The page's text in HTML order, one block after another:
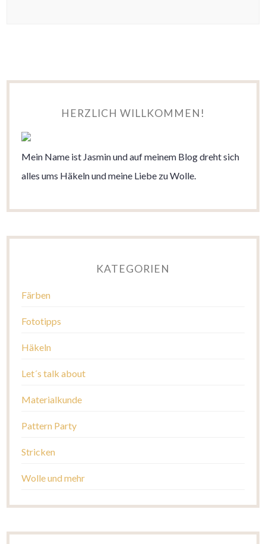
HERZLICH WILLKOMMEN!
Mein Name ist Jasmin und auf meinem Blog dreht sich
alles ums Häkeln und meine Liebe zu Wolle.
KATEGORIEN
Färben
Fototipps
Häkeln
Let´s talk about
Materialkunde
Pattern Party
Stricken
Wolle und mehr